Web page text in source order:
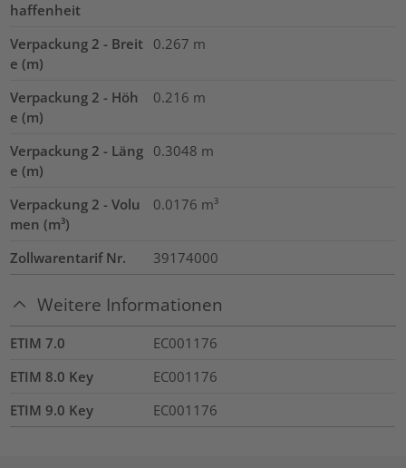
haffenheit
Verpackung 2 - Breit
e (m)
0.267 m
Verpackung 2 - Höh
e (m)
0.216 m
Verpackung 2 - Läng
e (m)
0.3048 m
Verpackung 2 - Volu
men (m³)
0.0176 m³
Zollwarentarif Nr. 39174000
Weitere Informationen
ETIM 7.0
EC001176
ETIM 8.0 Key
EC001176
ETIM 9.0 Key
EC001176